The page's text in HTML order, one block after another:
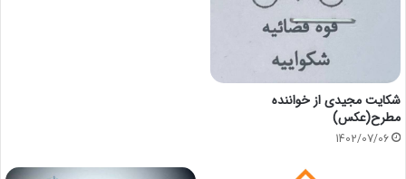
شکایت مجیدی از خواننده
مطرح(عکس)
1402/07/06